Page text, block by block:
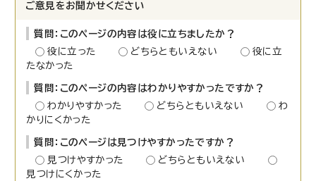
ご意見をお聞かせください
質問：このページの内容は役に立ちましたか？
役に立った
どちらともいえない
役に立
たなかった
質問：このページの内容はわかりやすかったですか？
わかりやすかった
どちらともいえない
わ
かりにくかった
質問：このページは見つけやすかったですか？
見つけやすかった
どちらともいえない
見つけにくかった